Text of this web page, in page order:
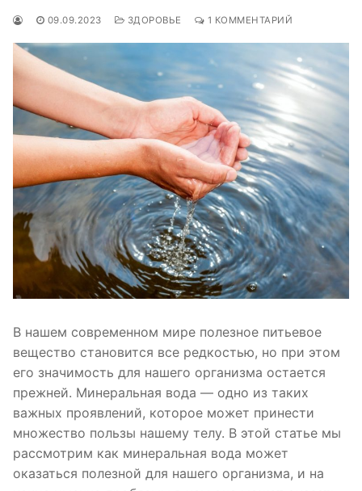
09.09.2023 ЗДОРОВЬЕ 1 КОММЕНТАРИЙ
В нашем современном мире полезное питьевое
вещество становится все редкостью, но при этом
его значимость для нашего организма остается
прежней. Минеральная вода — одно из таких
важных проявлений, которое может принести
множество пользы нашему телу. В этой статье мы
рассмотрим как минеральная вода может
оказаться полезной для нашего организма, и на